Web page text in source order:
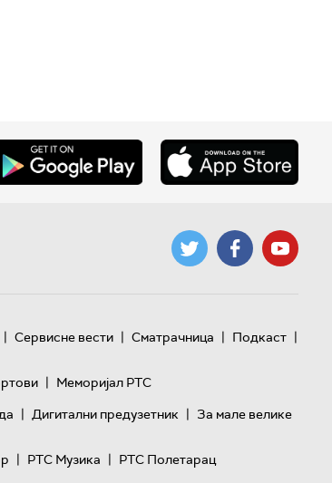
| Сервисне вести | Сматрачница | Подкаст |
| Меморијал РТС
| Дигитални предузетник | За мале велике
| РТС Музика | РТС Полетарац